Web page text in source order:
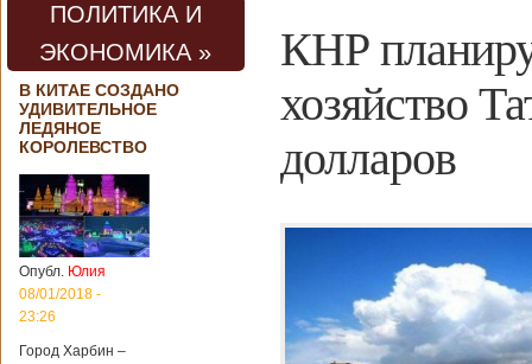
ПОЛИТИКА И
ЭКОНОМИКА »
В КИТАЕ СОЗДАНО
УДИВИТЕЛЬНОЕ
ЛЕДЯНОЕ
КОРОЛЕВСТВО
Опубл. Юлия
08/01/2018 -
23:26
Город Харбин –
КНР
хозяйство
долларов